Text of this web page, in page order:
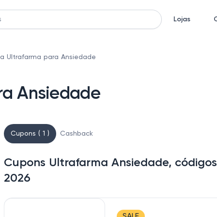
Lojas
Ultrafarma para Ansiedade
Ansiedade
Cupons ( 1 ) Cashback
Cupons Ultrafarma Ansiedade,
2026